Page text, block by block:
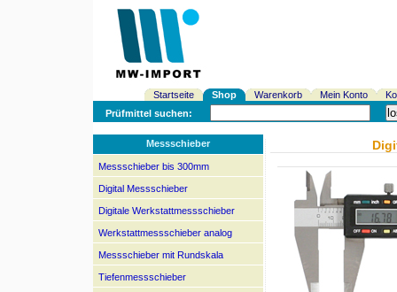
Startseite Shop Warenkorb Mein Konto
Prüfmittel suchen:
Messschieber
Messschieber bis 300mm
Digital Messschieber
Digitale Werkstattmessschieber
Werkstattmessschieber analog
Messschieber mit Rundskala
Tiefenmessschieber